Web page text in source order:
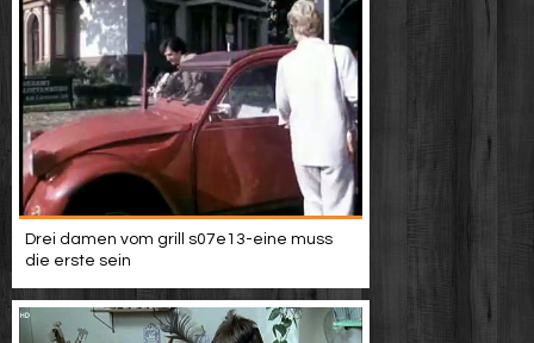
Drei damen vom grill s07e13-eine muss
die erste sein